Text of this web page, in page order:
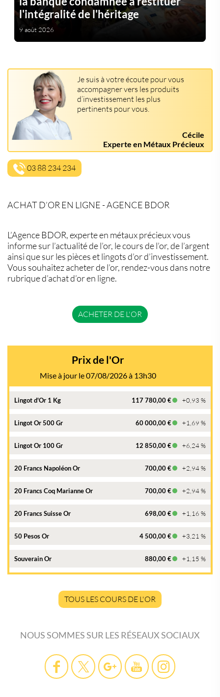
l'intégralité de l'héritage
9 août 2026
Je suis à votre écoute pour vous
accompagner vers les produits
d’investissement les plus
pertinents pour vous.
Cécile
Experte en Métaux Précieux
03 88 234 234
ACHAT D’OR EN LIGNE - AGENCE BDOR
L’Agence BDOR, experte en métaux précieux vous
informe sur l’actualité de l’or, le cours de l’or, de l’argent
ainsi que sur les pièces et lingots d’or d’investissement.
Vous souhaitez acheter de l’or, rendez-vous dans notre
rubrique d’achat d’or en ligne.
ACHETER DE L'OR
Prix de l'Or
Mise à jour le 07/08/2026 à 13h30
Lingot d'Or 1 Kg 117 780,00 € +0,93 %
Lingot Or 500 Gr 60 000,00 € +1,69 %
Lingot Or 100 Gr 12 850,00 € +6,24 %
20 Francs Napoléon Or 700,00 € +2,94 %
20 Francs Coq Marianne Or 700,00 € +2,94 %
20 Francs Suisse Or 698,00 € +1,16 %
50 Pesos Or 4 500,00 € +3,21 %
Souverain Or 880,00 € +1,15 %
TOUS LES COURS DE L'OR
NOUS SOMMES SUR LES RÉSEAUX SOCIAUX